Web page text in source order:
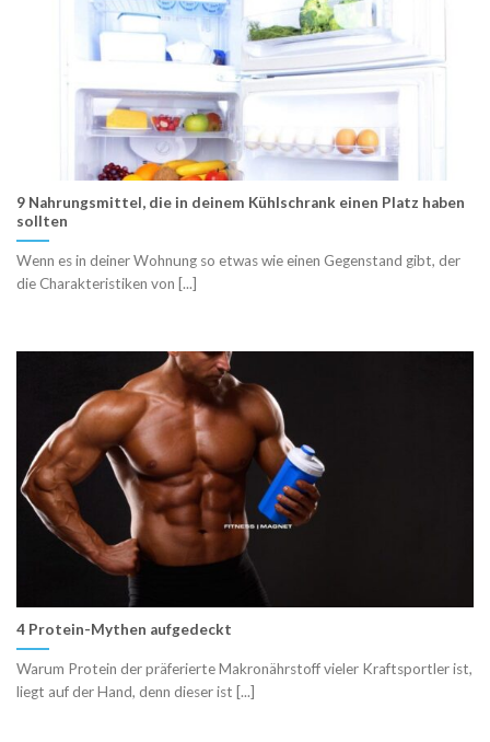
9 Nahrungsmittel, die in deinem Kühlschrank einen Platz haben
sollten
Wenn es in deiner Wohnung so etwas wie einen Gegenstand gibt, der
die Charakteristiken von [...]
4 Protein-Mythen aufgedeckt
Warum Protein der präferierte Makronährstoff vieler Kraftsportler ist,
liegt auf der Hand, denn dieser ist [...]